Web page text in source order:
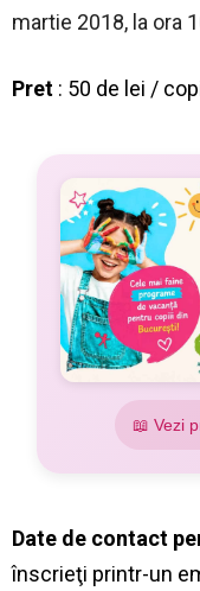
martie 2018, la ora
Pret : 50 de lei /
📖 Vezi
Date de contact
înscrieţi printr-un